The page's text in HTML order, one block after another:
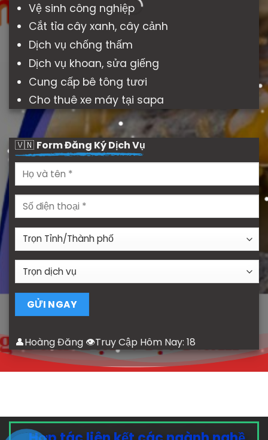
Vệ sinh công nghiệp
Cắt tỉa cây xanh, cây cảnh
Dịch vụ chống thấm
Dịch vụ khoan, sửa giếng
Cung cấp bê tông tươi
Cho thuê xe máy tại sapa
🇻🇳 Form Đăng Ký Dịch Vụ
👤Hoàng Đăng 👁Truy Cập Hôm Nay: 18